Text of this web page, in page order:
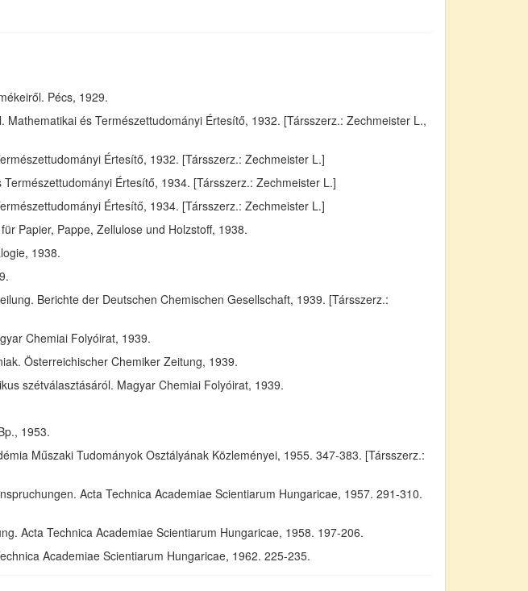
Pécs, 1929.
és Természettudományi Értesítő, 1932. [Társszerz.: Zechmeister L.,
Értesítő, 1932. [Társszerz.: Zechmeister L.]
Értesítő, 1934. [Társszerz.: Zechmeister L.]
Értesítő, 1934. [Társszerz.: Zechmeister L.]
Papier, Pappe, Zellulose und Holzstoff, 1938.
1938.
Berichte der Deutschen Chemischen Gesellschaft, 1939. [Társszerz.:
Chemiai Folyóirat, 1939.
Österreichischer Chemiker Zeitung, 1939.
szétválasztásáról. Magyar Chemiai Folyóirat, 1939.
1953.
Műszaki Tudományok Osztályának Közleményei, 1955. 347-383. [Társszerz.:
Acta Technica Academiae Scientiarum Hungaricae, 1957. 291-310.
Acta Technica Academiae Scientiarum Hungaricae, 1958. 197-206.
Academiae Scientiarum Hungaricae, 1962. 225-235.